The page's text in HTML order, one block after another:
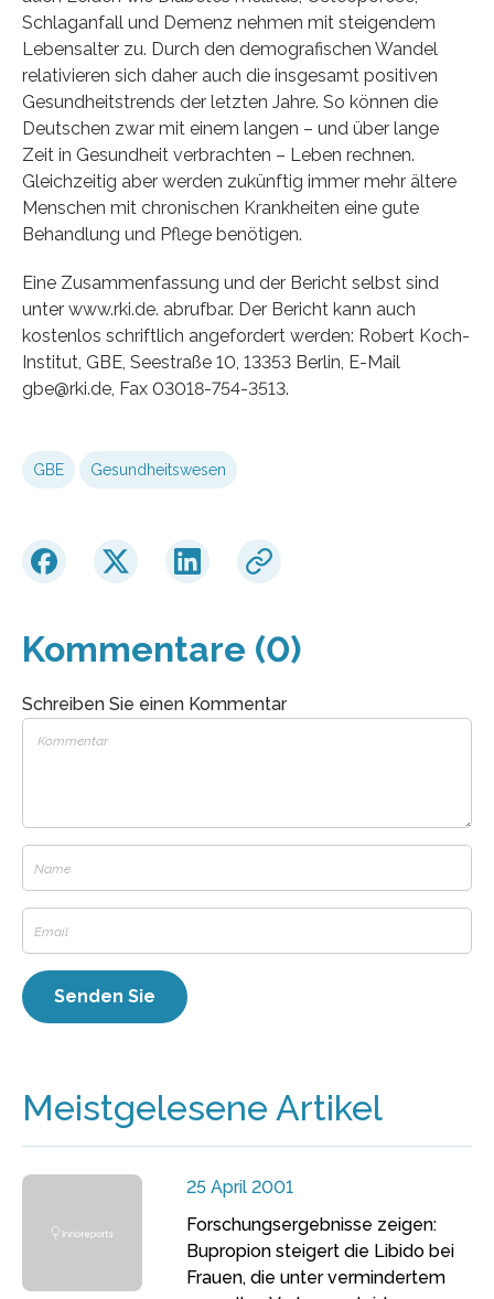
Schlaganfall und Demenz nehmen mit steigendem
Lebensalter zu. Durch den demografischen Wandel
relativieren sich daher auch die insgesamt positiven
Gesundheitstrends der letzten Jahre. So können die
Deutschen zwar mit einem langen – und über lange
Zeit in Gesundheit verbrachten – Leben rechnen.
Gleichzeitig aber werden zukünftig immer mehr ältere
Menschen mit chronischen Krankheiten eine gute
Behandlung und Pflege benötigen.
Eine Zusammenfassung und der Bericht selbst sind
unter www.rki.de. abrufbar. Der Bericht kann auch
kostenlos schriftlich angefordert werden: Robert Koch-
Institut, GBE, Seestraße 10, 13353 Berlin, E-Mail
gbe@rki.de, Fax 03018-754-3513.
GBE Gesundheitswesen
Kommentare (0)
Schreiben Sie einen Kommentar
Meistgelesene Artikel
25 April 2001
Forschungsergebnisse zeigen:
Bupropion steigert die Libido bei
Frauen, die unter vermindertem